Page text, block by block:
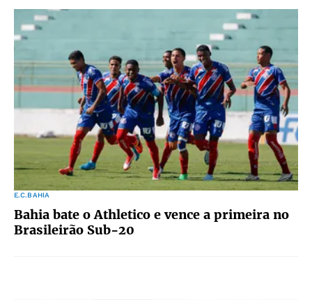
E.C.BAHIA
Bahia bate o Athletico e vence a primeira no
Brasileirão Sub-20